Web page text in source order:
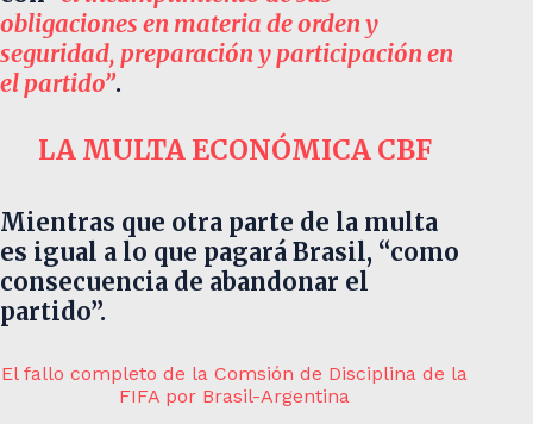
obligaciones en materia de orden y
seguridad, preparación y participación en
el partido”.
LA MULTA ECONÓMICA CBF
Mientras que otra parte de la multa
es igual a lo que pagará Brasil, “como
consecuencia de abandonar el
partido”.
El fallo completo de la Comsión de Disciplina de la
FIFA por Brasil-Argentina